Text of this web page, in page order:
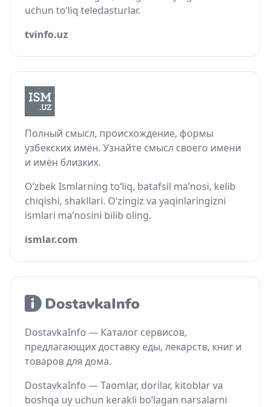
uchun to‘liq teledasturlar.
tvinfo.uz
Полный смысл, происхождение, формы
узбекских имён. Узнайте смысл своего имени
и имён близких.
O‘zbek Ismlarning to‘liq, batafsil ma’nosi, kelib
chiqishi, shakllari. O‘zingiz va yaqinlaringizni
ismlari ma’nosini bilib oling.
ismlar.com
DostavkaInfo — Каталог сервисов,
предлагающих доставку еды, лекарств, книг и
товаров для дома.
DostavkaInfo — Taomlar, dorilar, kitoblar va
boshqa uy uchun kerakli bo‘lagan narsalarni